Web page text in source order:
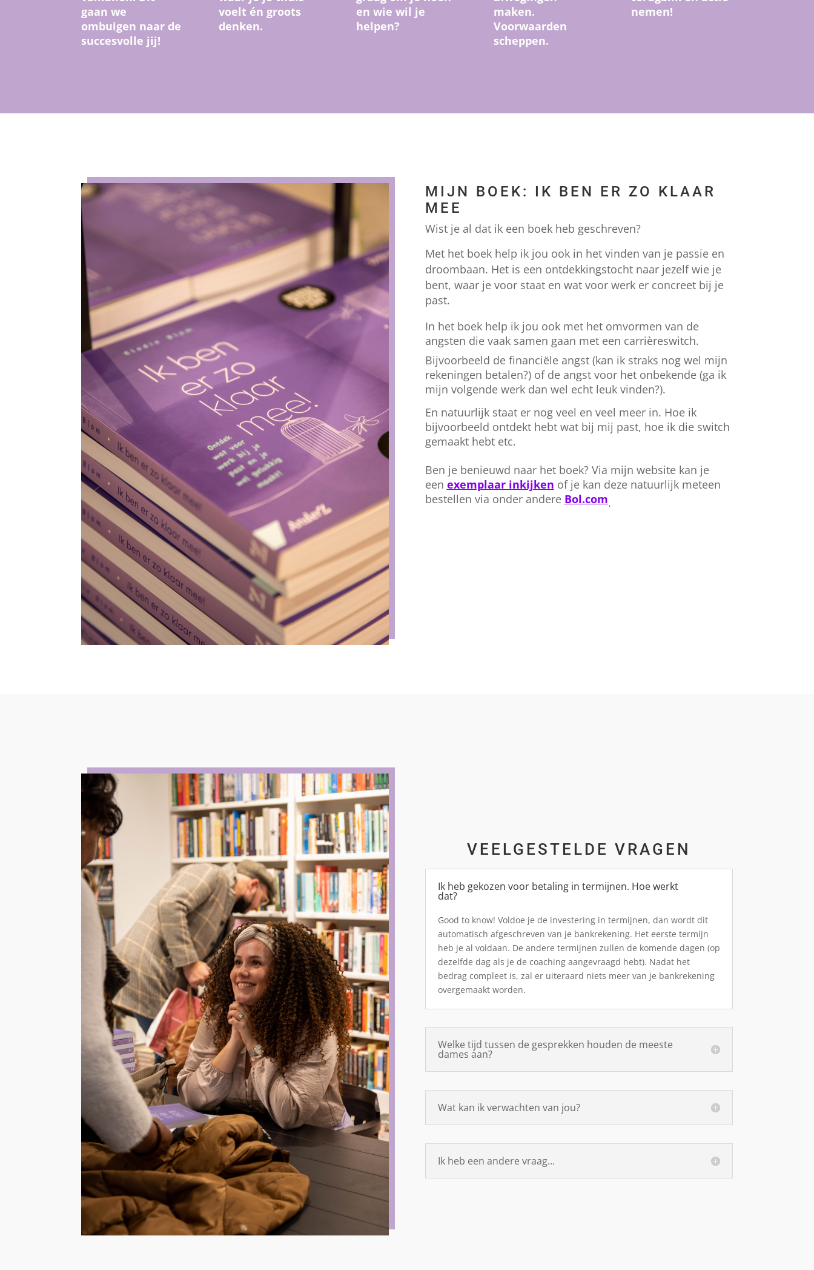
gaan we
ombuigen naar de
succesvolle jij!
voelt én groots
denken.
en wie wil je
helpen?
maken.
Voorwaarden
scheppen.
nemen!
MIJN BOEK: IK BEN ER ZO KLAAR
MEE
Wist je al dat ik een boek heb geschreven?
Met het boek help ik jou ook in het vinden van je passie en
droombaan. Het is een ontdekkingstocht naar jezelf wie je
bent, waar je voor staat en wat voor werk er concreet bij je
past.
In het boek help ik jou ook met het omvormen van de
angsten die vaak samen gaan met een carrièreswitch.
Bijvoorbeeld de financiële angst (kan ik straks nog wel mijn
rekeningen betalen?) of de angst voor het onbekende (ga ik
mijn volgende werk dan wel echt leuk vinden?).
En natuurlijk staat er nog veel en veel meer in. Hoe ik
bijvoorbeeld ontdekt hebt wat bij mij past, hoe ik die switch
gemaakt hebt etc.
Ben je benieuwd naar het boek? Via mijn website kan je
een exemplaar inkijken of je kan deze natuurlijk meteen
bestellen via onder andere Bol.com.
VEELGESTELDE VRAGEN
Ik heb gekozen voor betaling in termijnen. Hoe werkt
dat?
Good to know! Voldoe je de investering in termijnen, dan wordt dit
automatisch afgeschreven van je bankrekening. Het eerste termijn
heb je al voldaan. De andere termijnen zullen de komende dagen (op
dezelfde dag als je de coaching aangevraagd hebt). Nadat het
bedrag compleet is, zal er uiteraard niets meer van je bankrekening
overgemaakt worden.
Welke tijd tussen de gesprekken houden de meeste
dames aan?
Wat kan ik verwachten van jou?
Ik heb een andere vraag...